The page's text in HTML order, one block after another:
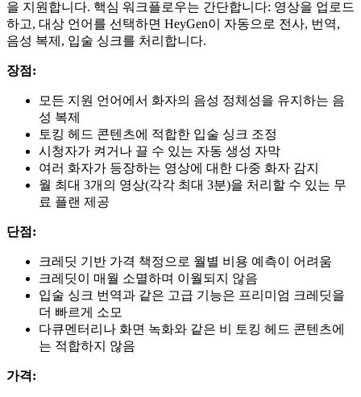
을 지원합니다. 핵심 워크플로우는 간단합니다: 영상을 업로드
하고, 대상 언어를 선택하면 HeyGen이 자동으로 전사, 번역,
음성 복제, 입술 싱크를 처리합니다.
장점:
모든 지원 언어에서 화자의 음성 정체성을 유지하는 음
성 복제
토킹 헤드 콘텐츠에 적합한 입술 싱크 조정
시청자가 켜거나 끌 수 있는 자동 생성 자막
여러 화자가 등장하는 영상에 대한 다중 화자 감지
월 최대 3개의 영상(각각 최대 3분)을 처리할 수 있는 무
료 플랜 제공
단점:
크레딧 기반 가격 책정으로 월별 비용 예측이 어려움
크레딧이 매월 소멸하며 이월되지 않음
입술 싱크 번역과 같은 고급 기능은 프리미엄 크레딧을
더 빠르게 소모
다큐멘터리나 화면 녹화와 같은 비 토킹 헤드 콘텐츠에
는 적합하지 않음
가격: